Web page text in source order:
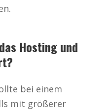
Hosting und
bei einem
mit größerer